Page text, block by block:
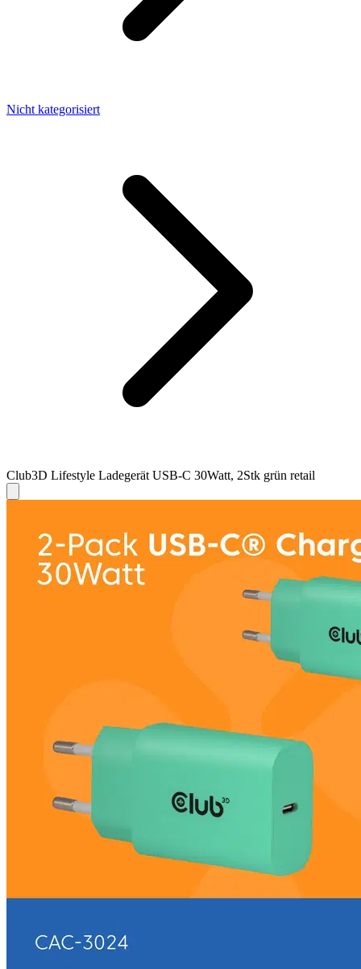
Nicht kategorisiert
Club3D Lifestyle Ladegerät USB-C 30Watt, 2Stk grün retail